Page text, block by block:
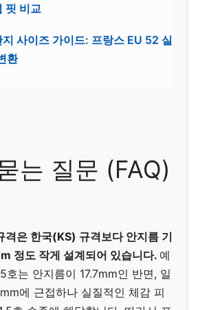
핏 비교
사이즈 가이드: 프랑스 EU 52 실
환
는 질문 (FAQ)
격은 한국(KS) 규격보다 안지름 기
정도 작게 설계되어 있습니다. 예
호는 안지름이 17.7mm인 반면, 일
에 근접하나 실질적인 체감 피